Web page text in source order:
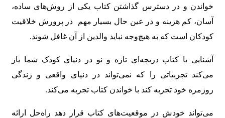
خواندن و در دسترس گذاشتن کتاب یکی از روش‌های ساده،
آسان، کم هزینه و در عین حال بسیار مهم در پرورش خلاقیت
کودکان است که به هیچ‌وجه نباید والدین از آن غافل شوند.
آشنایی با کتاب دریچه‌ای تازه و نو در دنیای کودک شما باز
می‌کند تجربیاتی را که نمی‌تواند در دنیای واقعی و زندگی
روزمره خود تجربه کند با خواندن کتاب تجربه می‌کند.
می‌تواند خودش در موقعیت‌های کتاب قرار دهد راه‌حل ارائه